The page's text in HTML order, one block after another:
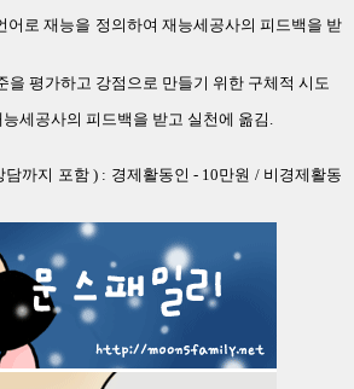
어로 재능을 정의하여 재능세공사의 피드백을 받
을 평가하고 강점으로 만들기 위한 구체적 시도
세공사의 피드백을 받고 실천에 옮김.
담까지 포함 ) : 경제활동인 - 10만원 / 비경제활동